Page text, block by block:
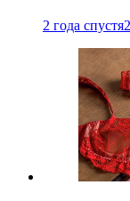
2 года спустя